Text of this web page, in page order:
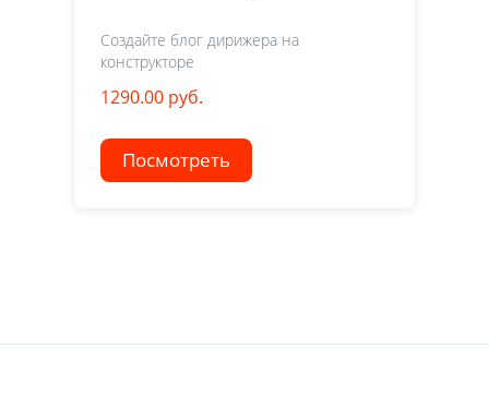
Создайте блог дирижера на
конструкторе
1290.00 руб.
Посмотреть